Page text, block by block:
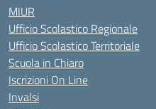
MIUR
Ufficio Scolastico Regionale
Ufficio Scolastico Territoriale
Scuola in Chiaro
Iscrizioni On Line
Invalsi